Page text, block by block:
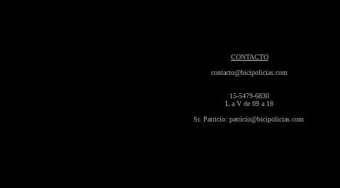
CONTACTO
contacto@bicipolicias.com
15-5479-6830
L a V de 09 a 18
Sr. Patricio: patricio@bicipolicias.com